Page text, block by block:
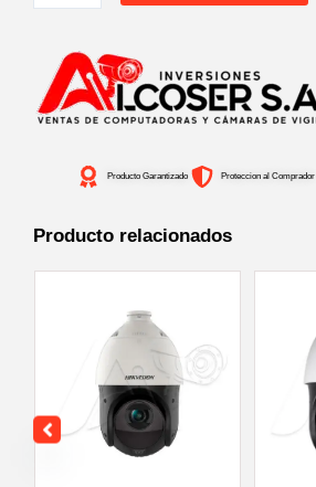
IP
P/INTERIOR
4MP
cantidad
Producto Garantizado Proteccion al Comprador
Producto relacionados